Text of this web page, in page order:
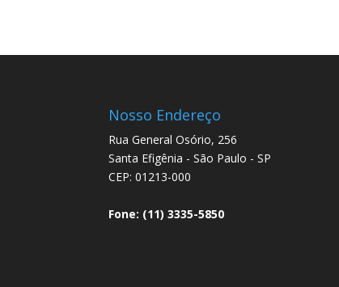
Nosso Endereço
Rua General Osório, 256
Santa Efigênia - São Paulo - SP
CEP: 01213-000
Fone: (11) 3335-5850